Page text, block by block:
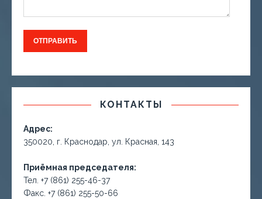
КОНТАКТЫ
Адрес:
350020, г. Краснодар, ул. Красная, 143
Приёмная председателя:
Тел. +7 (861) 255-46-37
Факс. +7 (861) 255-50-66